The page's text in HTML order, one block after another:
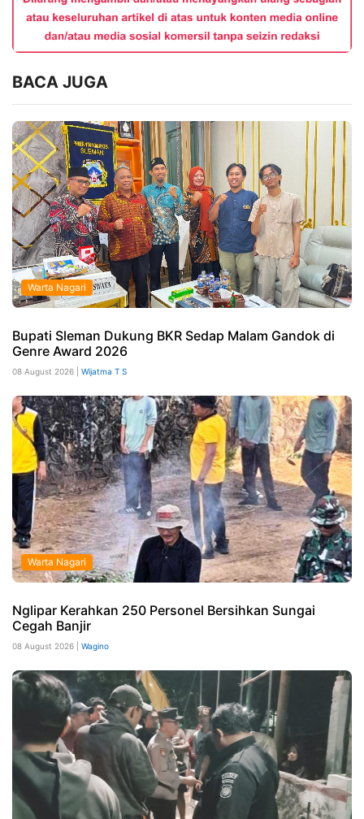
BACA JUGA
Warta Nagari
Bupati Sleman Dukung BKR Sedap Malam Gandok di
Genre Award 2026
08 August 2026 | Wijatma T S
Warta Nagari
Nglipar Kerahkan 250 Personel Bersihkan Sungai
Cegah Banjir
08 August 2026 | Wagino